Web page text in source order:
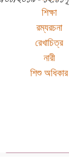
শিক্ষা
রম্যরচনা
রেখাচিত্র
নারী
শিশু অধিকার